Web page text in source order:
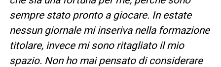
sempre stato pronto a giocare. In estate
nessun giornale mi inseriva nella formazione
titolare, invece mi sono ritagliato il mio
spazio. Non ho mai pensato di considerare